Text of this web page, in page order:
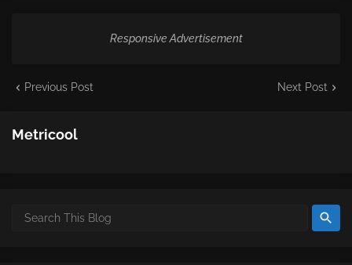
Responsive Advertisement
Previous Post Next Post
Metricool